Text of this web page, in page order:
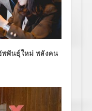
พพันธุ์ใหม่ พลังคน